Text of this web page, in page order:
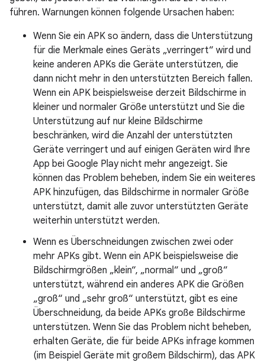
führen. Warnungen können folgende Ursachen haben:
Wenn Sie ein APK so ändern, dass die Unterstützung
für die Merkmale eines Geräts „verringert“ wird und
keine anderen APKs die Geräte unterstützen, die
dann nicht mehr in den unterstützten Bereich fallen.
Wenn ein APK beispielsweise derzeit Bildschirme in
kleiner und normaler Größe unterstützt und Sie die
Unterstützung auf nur kleine Bildschirme
beschränken, wird die Anzahl der unterstützten
Geräte verringert und auf einigen Geräten wird Ihre
App bei Google Play nicht mehr angezeigt. Sie
können das Problem beheben, indem Sie ein weiteres
APK hinzufügen, das Bildschirme in normaler Größe
unterstützt, damit alle zuvor unterstützten Geräte
weiterhin unterstützt werden.
Wenn es Überschneidungen zwischen zwei oder
mehr APKs gibt. Wenn ein APK beispielsweise die
Bildschirmgrößen „klein“, „normal“ und „groß“
unterstützt, während ein anderes APK die Größen
„groß“ und „sehr groß“ unterstützt, gibt es eine
Überschneidung, da beide APKs große Bildschirme
unterstützen. Wenn Sie das Problem nicht beheben,
erhalten Geräte, die für beide APKs infrage kommen
(im Beispiel Geräte mit großem Bildschirm), das APK